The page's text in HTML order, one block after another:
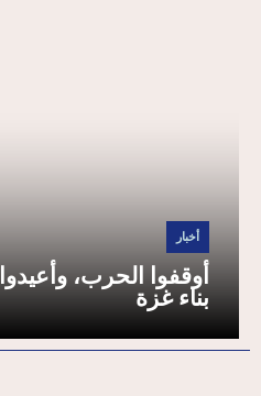
أخبار
أوقفوا الحرب،
بناء غزة